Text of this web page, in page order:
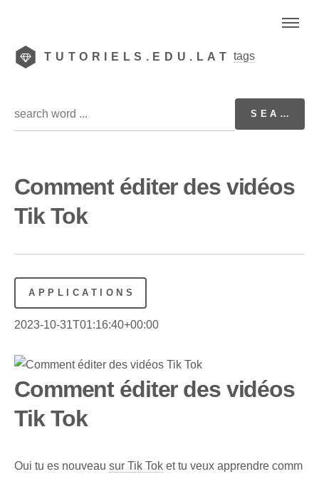
TUTORIELS.EDU.LAT tags
Comment éditer des vidéos
Tik Tok
APPLICATIONS
2023-10-31T01:16:40+00:00
Comment éditer des vidéos
Tik Tok
Oui tu es nouveau sur Tik Tok et tu veux apprendre comm